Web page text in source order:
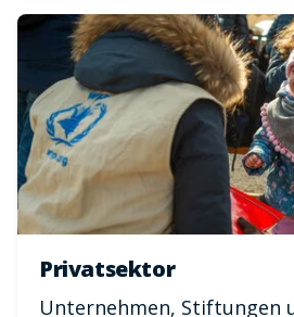
Privatsektor
Unternehmen, Stiftungen